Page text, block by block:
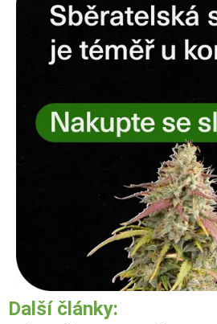
Další články: